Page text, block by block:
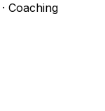
Coaching